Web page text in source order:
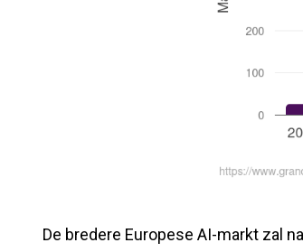
De bredere Europese AI-markt zal